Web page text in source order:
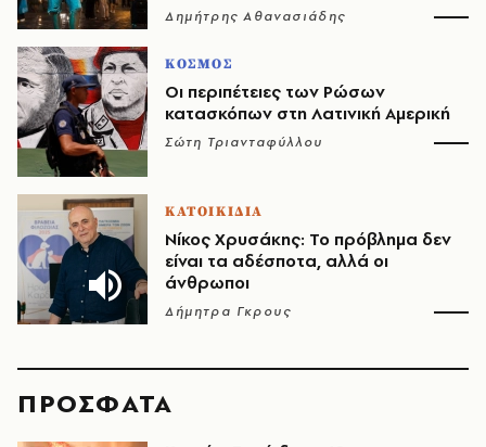
Δημήτρης Αθανασιάδης
ΚΟΣΜΟΣ
Οι περιπέτειες των Ρώσων
κατασκόπων στη Λατινική Αμερική
Σώτη Τριανταφύλλου
ΚΑΤΟΙΚΙΔΙΑ
Νίκος Χρυσάκης: Το πρόβλημα δεν
είναι τα αδέσποτα, αλλά οι
άνθρωποι
Δήμητρα Γκρους
ΠΡΟΣΦΑΤΑ